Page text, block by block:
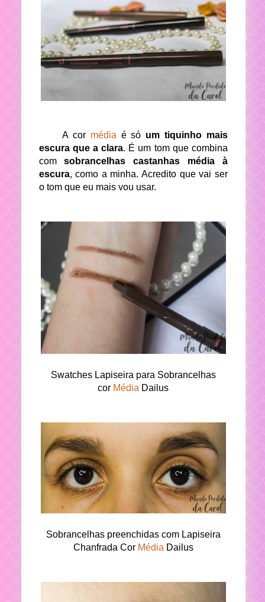
A cor média é só um tiquinho mais
escura que a clara. É um tom que combina
comsobrancelhas castanhas média à
escura, como a minha. Acredito que vai ser
o tom que eu mais vou usar.
Swatches Lapiseira para Sobrancelhas
cor Média Dailus
Sobrancelhas preenchidas com Lapiseira
Chanfrada Cor Média Dailus